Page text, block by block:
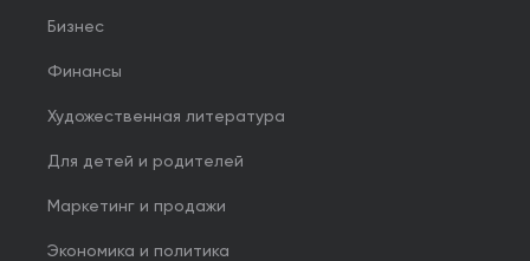
Бизнес
Финансы
Художественная литература
Для детей и родителей
Маркетинг и продажи
Экономика и политика